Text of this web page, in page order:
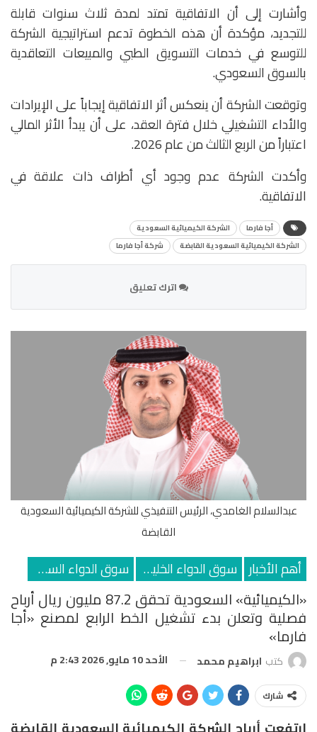
وأشارت إلى أن الاتفاقية تمتد لمدة ثلاث سنوات قابلة
للتجديد، مؤكدة أن هذه الخطوة تدعم استراتيجية الشركة
للتوسع في خدمات التسويق الطبي والمبيعات التعاقدية
بالسوق السعودي.
وتوقعت الشركة أن ينعكس أثر الاتفاقية إيجاباً على الإيرادات
والأداء التشغيلي خلال فترة العقد، على أن يبدأ الأثر المالي
اعتباراً من الربع الثالث من عام 2026.
وأكدت الشركة عدم وجود أي أطراف ذات علاقة في
الاتفاقية.
أجا فارما
الشركة الكيميائية السعودية
الشركة الكيميائية السعودية القابضة
شركة أجا فارما
اترك تعليق
عبدالسلام الغامدي، الرئيس التنفيذي للشركة الكيميائية السعودية
القابضة
أهم الأخبار سوق الدواء الخليجي سوق الدواء السعودي
«الكيميائية» السعودية تحقق 87.2 مليون ريال أرباح
فصلية وتعلن بدء تشغيل الخط الرابع لمصنع «أجا
فارما»
كتب ابراهيم محمد الأحد 10 مايو, 2026 2:43 م
شارك